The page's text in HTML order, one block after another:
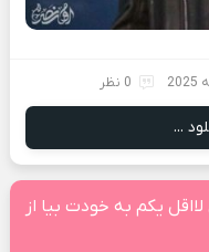
0 نظر
...
یکم به خودت بیا از